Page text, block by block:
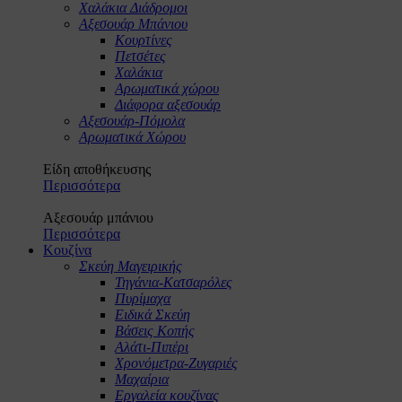
Χαλάκια Διάδρομοι
Αξεσουάρ Μπάνιου
Κουρτίνες
Πετσέτες
Χαλάκια
Αρωματικά χώρου
Διάφορα αξεσουάρ
Αξεσουάρ-Πόμολα
Αρωματικά Χώρου
Είδη αποθήκευσης
Περισσότερα
Αξεσουάρ μπάνιου
Περισσότερα
Κουζίνα
Σκεύη Μαγειρικής
Τηγάνια-Κατσαρόλες
Πυρίμαχα
Ειδικά Σκεύη
Βάσεις Κοπής
Αλάτι-Πιπέρι
Χρονόμετρα-Ζυγαριές
Μαχαίρια
Εργαλεία κουζίνας